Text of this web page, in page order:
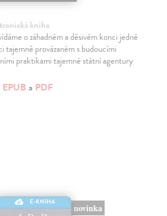
kniha
o záhadném a děsivém konci jedné
tajemně provázaném s budoucími
praktikami tajemné státní agentury
EPUB a PDF
E-KNIHA
novinka